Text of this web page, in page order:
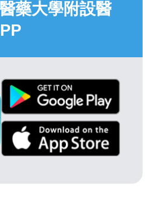
藥大學附設醫